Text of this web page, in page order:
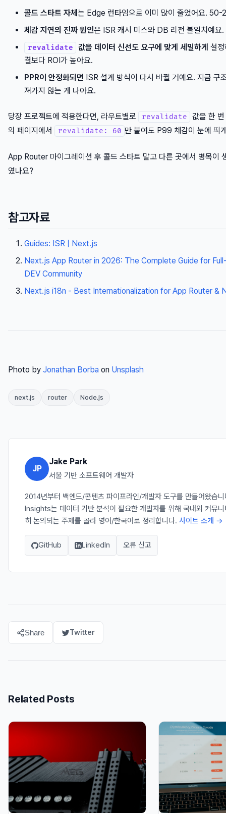
콜드 스타트 자체 는 Edge 런타임으로 이미 많이 줄었어요.
체감 지연의 진짜 원인은 ISR 캐시 미스와 DB 리전 불일치예요.
revalidate 값을 데이터 신선도 요구에 맞게 세밀하게 설
결보다 ROI가 높아요.
PPR이 안정화되면 ISR 설계 방식이 다시 바뀔 거예요. 지금 구
져가지 않는 게 나아요.
당장 프로젝트에 적용한다면, 라우트별로 revalidate
값을 한
의 페이지에서
revalidate: 60 만 붙여도 P99 체감이 눈에 띄
App Router 마이그레이션 후 콜드 스타트 말고 다른 곳에서 병목이
였나요?
참고자료
Guides: ISR | Next.js
Next.js App Router in 2026: The Complete Guide for
DEV Community
Next.js i18n - Best Internationalization for App Router &
Photo by Jonathan Borba on Unsplash
next.js router Node.js
JP
Jake Park
서울 기반 소프트웨어 개발자
2014년부터 백엔드/콘텐츠 파이프라인/개발자 도구를 만들어왔습
Insights는 데이터 기반 분석이 필요한 개발자를 위해 국내외 커뮤
히 논의되는 주제를 골라 영어/한국어로 정리합니다. 사이트 소개 →
GitHub LinkedIn 오류 신고
Share Twitter
Related Posts